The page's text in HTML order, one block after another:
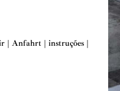
| Anfahrt | instruções |